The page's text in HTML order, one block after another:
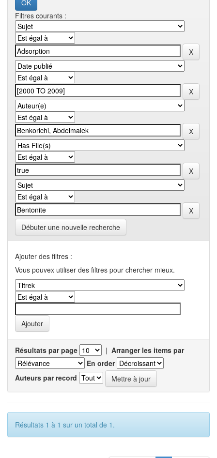
Filtres courants :
Débuter une nouvelle recherche
Ajouter des filtres :
Vous pouvex utiliser des filtres pour chercher mieux.
Résultats par page | Arranger les items par
En order
Auteurs par record
Résultats 1 à 1 sur un total de 1.